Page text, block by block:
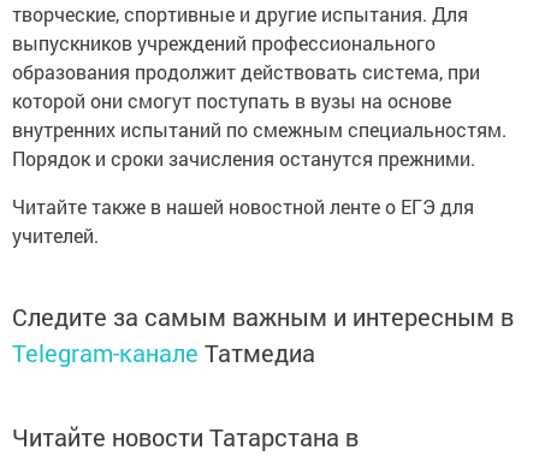
творческие, спортивные и другие испытания. Для
выпускников учреждений профессионального
образования продолжит действовать система, при
которой они смогут поступать в вузы на основе
внутренних испытаний по смежным специальностям.
Порядок и сроки зачисления останутся прежними.
Читайте также в нашей новостной ленте о ЕГЭ для
учителей.
Следите за самым важным и интересным в
Telegram-канале Татмедиа
Читайте новости Татарстана в